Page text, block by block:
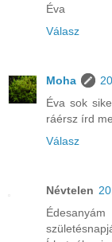
Éva
Válasz
Moha
Éva sok
ráérsz írd
Válasz
Névtelen